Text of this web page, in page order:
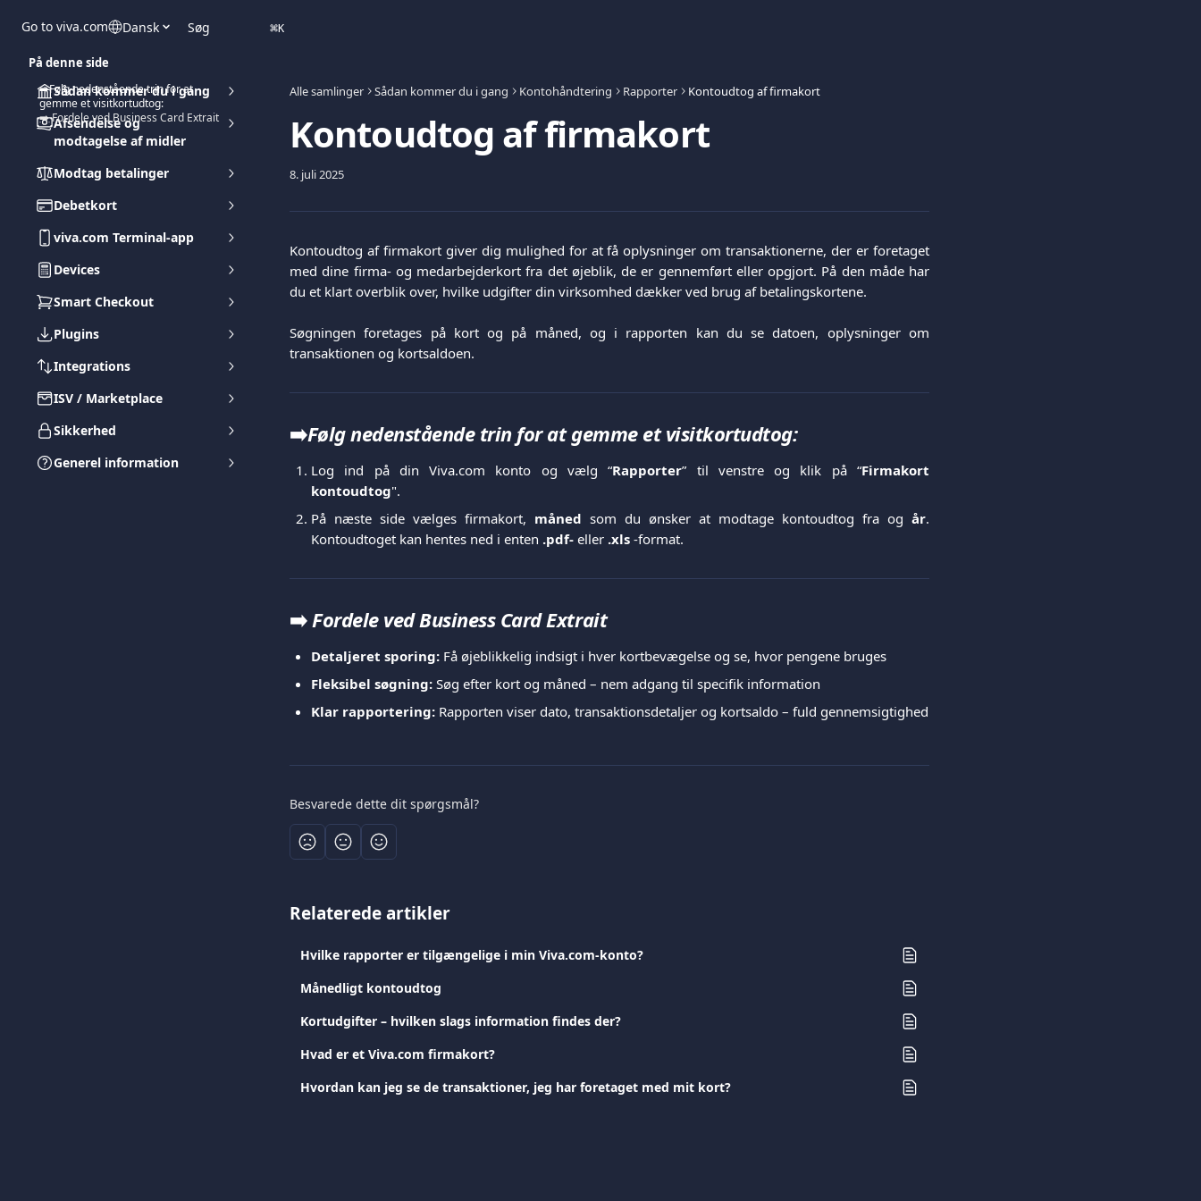
Go to viva.com Dansk Søg ⌘K
Sådan kommer du i gang
Afsendelse og
modtagelse af midler
Modtag betalinger
Debetkort
viva.com Terminal-app
Devices
Smart Checkout
Plugins
Integrations
ISV / Marketplace
Sikkerhed
Generel information
Alle samlinger Sådan kommer du i gang Kontohåndtering Rapporter Kontoudtog af firmakort
Kontoudtog af firmakort
8. juli 2025
Kontoudtog af firmakort giver dig mulighed for at få oplysninger om transaktionerne, der er foretaget
med dine firma- og medarbejderkort fra det øjeblik, de er gennemført eller opgjort. På den måde har
du et klart overblik over, hvilke udgifter din virksomhed dækker ved brug af betalingskortene.
Søgningen foretages på kort og på måned, og i rapporten kan du se datoen, oplysninger om
transaktionen og kortsaldoen.
➡️Følg nedenstående trin for at gemme et visitkortudtog:
Log ind på din Viva.com konto og vælg “Rapporter” til venstre og klik på “Firmakort
kontoudtog".
På næste side vælges firmakort, måned som du ønsker at modtage kontoudtog fra og år.
Kontoudtoget kan hentes ned i enten .pdf- eller .xls -format.
➡️ Fordele ved Business Card Extrait
Detaljeret sporing: Få øjeblikkelig indsigt i hver kortbevægelse og se, hvor pengene bruges
Fleksibel søgning: Søg efter kort og måned – nem adgang til specifik information
Klar rapportering: Rapporten viser dato, transaktionsdetaljer og kortsaldo – fuld gennemsigtighed
Besvarede dette dit spørgsmål?
Relaterede artikler
Hvilke rapporter er tilgængelige i min Viva.com-konto?
Månedligt kontoudtog
Kortudgifter – hvilken slags information findes der?
Hvad er et Viva.com firmakort?
Hvordan kan jeg se de transaktioner, jeg har foretaget med mit kort?
På denne side
➡️Følg nedenstående trin for at
gemme et visitkortudtog:
➡️ Fordele ved Business Card Extrait